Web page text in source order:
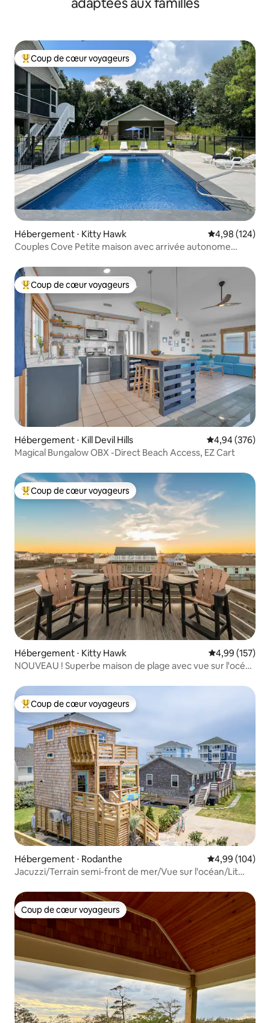
Coups de cœur voyageurs les plus appréciés
Coup de cœur voyageurs
Hébergement ⋅ Kitty Hawk Évaluation
4,98 (124)
Couples Cove Petite maison avec arrivée autonome
Coups de cœur voyageurs les plus appréciés
Coup de cœur voyageurs
Hébergement ⋅ Kill Devil Hills Évaluation
4,94 (376)
Magical Bungalow OBX -Direct Beach Access, EZ Cart
Coups de cœur voyageurs les plus appréciés
Coup de cœur voyageurs
Hébergement ⋅ Kitty Hawk Évaluation
4,99 (157)
NOUVEAU ! Superbe maison de plage avec vue sur l'océan
Coups de cœur voyageurs les plus appréciés
Coup de cœur voyageurs
Hébergement ⋅ Rodanthe Évaluation
4,99 (104)
Jacuzzi/Terrain semi-front de mer/Vue sur l'océan/Lit
Coup de cœur voyageurs
Coup de cœur voyageurs